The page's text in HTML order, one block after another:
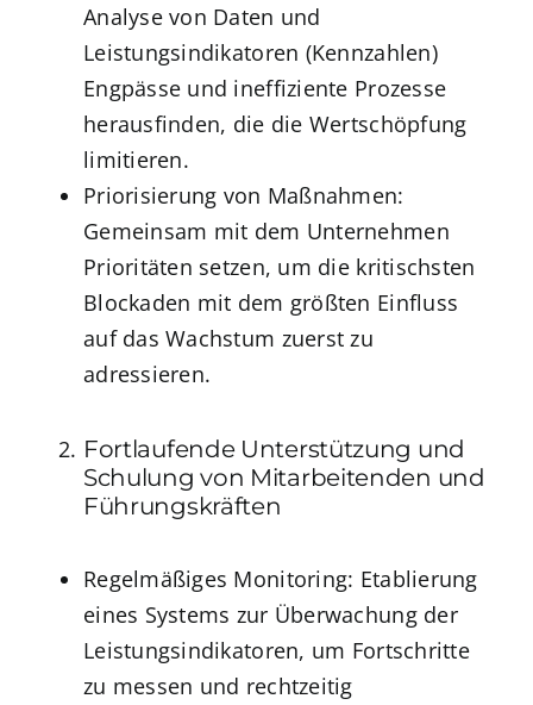
Analyse von Daten und
Leistungsindikatoren (Kennzahlen)
Engpässe und ineffiziente Prozesse
herausfinden, die die Wertschöpfung
limitieren.
Priorisierung von Maßnahmen:
Gemeinsam mit dem Unternehmen
Prioritäten setzen, um die kritischsten
Blockaden mit dem größten Einfluss
auf das Wachstum zuerst zu
adressieren.
Fortlaufende Unterstützung und
Schulung von Mitarbeitenden und
Führungskräften
Regelmäßiges Monitoring: Etablierung
eines Systems zur Überwachung der
Leistungsindikatoren, um Fortschritte
zu messen und rechtzeitig